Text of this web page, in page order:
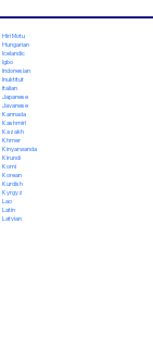
Hiri Motu
Hungarian
Icelandic
Igbo
Indonesian
Inuktitut
Italian
Japanese
Javanese
Kannada
Kashmiri
Kazakh
Khmer
Kinyarwanda
Kirundi
Komi
Korean
Kurdish
Kyrgyz
Lao
Latin
Latvian